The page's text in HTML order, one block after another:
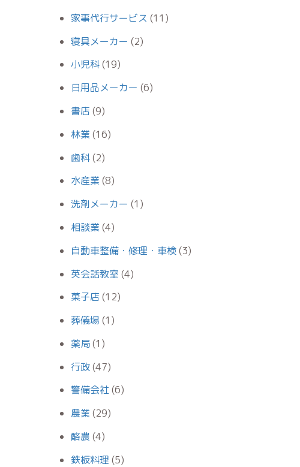
家事代行サービス (11)
寝具メーカー (2)
小児科(19)
日用品メーカー (6)
書店 (9)
林業 (16)
歯科(2)
水産業 (8)
洗剤メーカー (1)
相談業 (4)
自動車整備・修理・車検(3)
英会話教室 (4)
菓子店 (12)
葬儀場 (1)
薬局(1)
行政(47)
警備会社(6)
農業 (29)
酪農 (4)
鉄板料理 (5)